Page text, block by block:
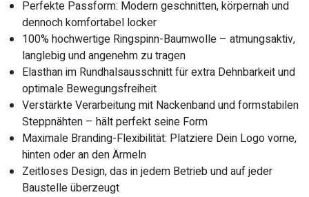
Perfekte Passform: Modern geschnitten, körpernah und
dennoch komfortabel locker
100% hochwertige Ringspinn-Baumwolle – atmungsaktiv,
langlebig und angenehm zu tragen
Elasthan im Rundhalsausschnitt für extra Dehnbarkeit und
optimale Bewegungsfreiheit
Verstärkte Verarbeitung mit Nackenband und formstabilen
Steppnähten – hält perfekt seine Form
Maximale Branding-Flexibilität: Platziere Dein Logo vorne,
hinten oder an den Ärmeln
Zeitloses Design, das in jedem Betrieb und auf jeder
Baustelle überzeugt